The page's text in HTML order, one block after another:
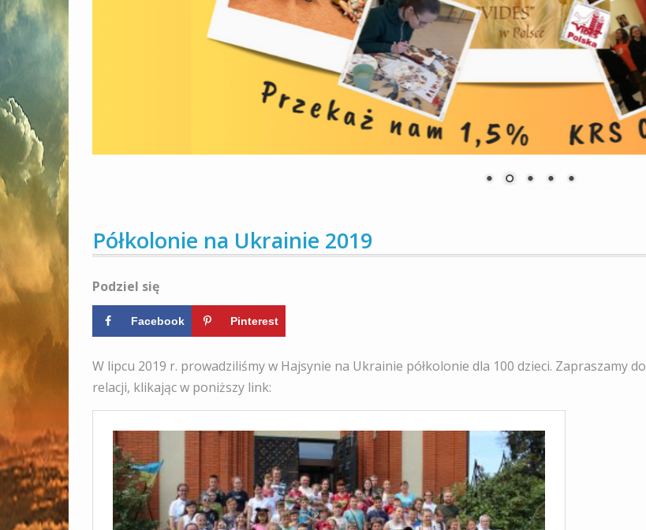
Półkolonie na Ukrainie 2019
Podziel się
Facebook Pinterest
W lipcu 2019 r. prowadziliśmy w Hajsynie na Ukrainie półkolonie dla 100 dzieci. Zapraszamy do
relacji, klikając w poniższy link: